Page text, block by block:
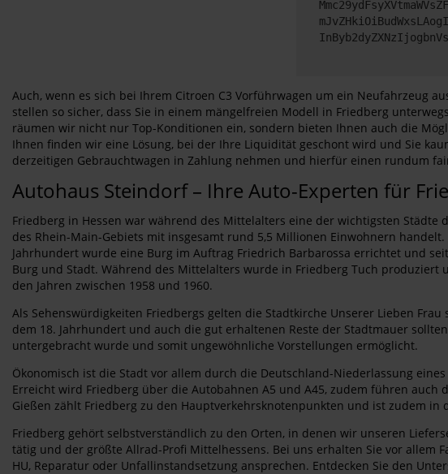
Auch, wenn es sich bei Ihrem Citroen C3 Vorführwagen um ein Neufahrzeug
stellen so sicher, dass Sie in einem mängelfreien Modell in Friedberg
räumen wir nicht nur Top-Konditionen ein, sondern bieten Ihnen auch die
Ihnen finden wir eine Lösung, bei der Ihre Liquidität geschont wird und Sie
derzeitigen Gebrauchtwagen in Zahlung nehmen und hierfür einen rundum
Autohaus Steindorf – Ihre Auto-Experten für
Friedberg in Hessen war während des Mittelalters eine der wichtigsten
des Rhein-Main-Gebiets mit insgesamt rund 5,5 Millionen Einwohnern
Jahrhundert wurde eine Burg im Auftrag Friedrich Barbarossa errichtet und
Burg und Stadt. Während des Mittelalters wurde in Friedberg Tuch
den Jahren zwischen 1958 und 1960.
Als Sehenswürdigkeiten Friedbergs gelten die Stadtkirche Unserer Lieben
dem 18. Jahrhundert und auch die gut erhaltenen Reste der Stadtmauer
untergebracht wurde und somit ungewöhnliche Vorstellungen ermöglicht.
Ökonomisch ist die Stadt vor allem durch die Deutschland-Niederlassung
Erreicht wird Friedberg über die Autobahnen A5 und A45, zudem führen auch
Gießen zählt Friedberg zu den Hauptverkehrsknotenpunkten und ist zudem in
Friedberg gehört selbstverständlich zu den Orten, in denen wir unseren
tätig und der größte Allrad-Profi Mittelhessens. Bei uns erhalten Sie vor
HU, Reparatur oder Unfallinstandsetzung ansprechen. Entdecken Sie den